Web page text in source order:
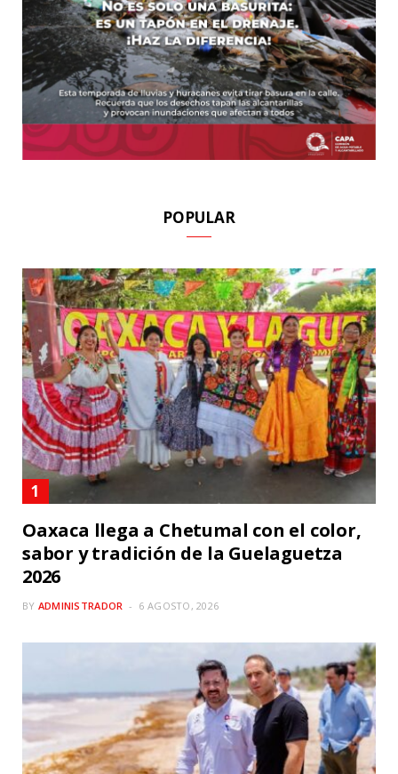
POPULAR
Oaxaca llega a Chetumal con el color,
sabor y tradición de la Guelaguetza
2026
BY ADMINISTRADOR 6 AGOSTO, 2026